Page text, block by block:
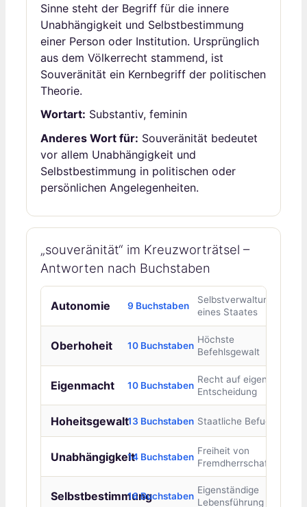
Sinne steht der Begriff für die innere
Unabhängigkeit und Selbstbestimmung
einer Person oder Institution. Ursprünglich
aus dem Völkerrecht stammend, ist
Souveränität ein Kernbegriff der politischen
Theorie.
Wortart: Substantiv, feminin
Anderes Wort für: Souveränität bedeutet
vor allem Unabhängigkeit und
Selbstbestimmung in politischen oder
persönlichen Angelegenheiten.
„souveränität“ im Kreuzworträtsel –
Antworten nach Buchstaben
Autonomie 9 Buchstaben
Selbstverwaltung
eines Staates
Oberhoheit 10 Buchstaben
Höchste
Befehlsgewalt
Eigenmacht 10 Buchstaben
Recht auf eigene
Entscheidung
Hoheitsgewalt13 Buchstaben Staatliche Befugnis
Unabhängigkeit14 Buchstaben
Freiheit von
Fremdherrschaft
Selbstbestimmung16 Buchstaben
Eigenständige
Lebensführung